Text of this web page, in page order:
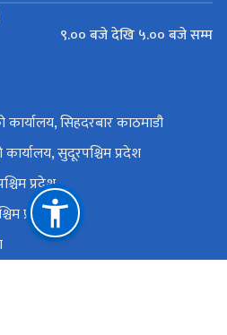
९.०० बजे देखि ५.०० बजे सम्म
कार्यालय, सिहदरबार काठमाडौ
कार्यालय, सुदूरपश्चिम प्रदेश
प्रदेश
प्रदेश